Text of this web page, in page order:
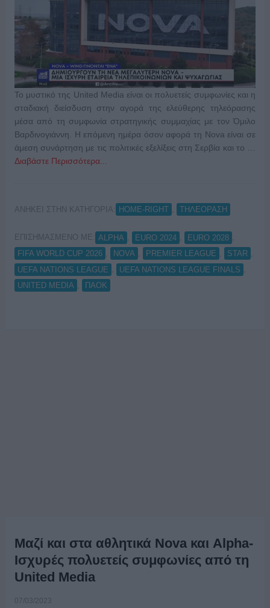
Το μυστικό της United Media είναι οι πολυετείς συμφωνίες και η
σταδιακή διείσδυση στην αγορά της ελεύθερης τηλεόρασης
μέσα από τη συμφωνία στρατηγικής συμμαχίας με τον Όμιλο
Βαρδινογιάννη. H επόμενη ημέρα όσον αφορά τη Nova είναι σε
άμεση συνάρτηση με τις πολιτικές εξελίξεις στη Σερβία και το …
Διαβάστε Περισσότερα...
ΑΝΗΚΕΙ ΣΤΗΝ ΚΑΤΗΓΟΡΙΑ: HOME-RIGHT ΤΗΛΕΟΡΑΣΗ
ΕΠΙΣΗΜΑΣΜΕΝΟ ΜΕ: ALPHA EURO 2024 EURO 2028
FIFA WORLD CUP 2026
NOVA PREMIER LEAGUE STAR
UEFA NATIONS LEAGUE
UEFA NATIONS LEAGUE FINALS
UNITED MEDIA
ΠΑΟΚ
Μαζί και στα αθλητικά Nova και Alpha-
Ισχυρές πολυετείς συμφωνίες από τη
United Media
07/03/2023